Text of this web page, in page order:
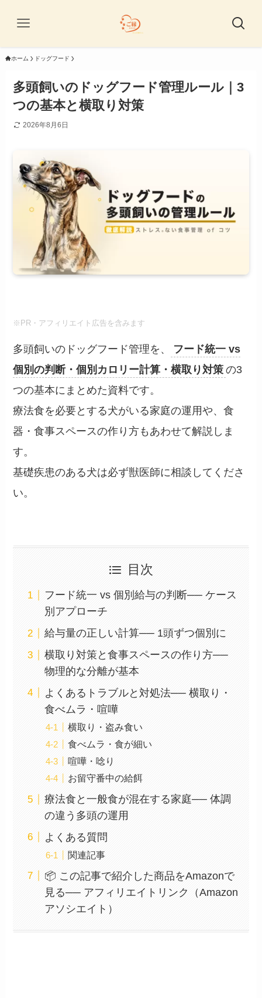
ホーム ドッグフード
多頭飼いのドッグフード管理ルール｜3
つの基本と横取り対策
2026年8月6日
※PR・アフィリエイト広告を含みます
多頭飼いのドッグフード管理を、
フード統一 vs
個別の判断・個別カロリー計算・横取り対策 の3
つの基本にまとめた資料です。
療法食を必要とする犬がいる家庭の運用や、食
器・食事スペースの作り方もあわせて解説しま
す。
基礎疾患のある犬は必ず獣医師に相談してくださ
い。
目次
フード統一 vs 個別給与の判断── ケース
別アプローチ
給与量の正しい計算── 1頭ずつ個別に
横取り対策と食事スペースの作り方──
物理的な分離が基本
よくあるトラブルと対処法── 横取り・
食べムラ・喧嘩
横取り・盗み食い
食べムラ・食が細い
喧嘩・唸り
お留守番中の給餌
療法食と一般食が混在する家庭── 体調
の違う多頭の運用
よくある質問
関連記事
📦 この記事で紹介した商品をAmazonで
見る── アフィリエイトリンク（Amazon
アソシエイト）